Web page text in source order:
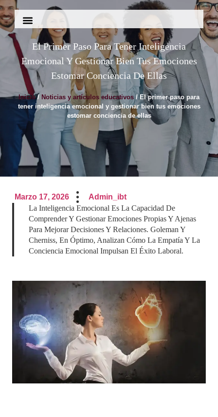
El Primer Paso Para Tener Inteligencia
Emocional Y Gestionar Bien Tus Emociones
Estomar Conciencia De Ellas
Inicio/ Noticias y artículos educativos/ El primer paso para
tener inteligencia emocional y gestionar bien tus emociones
estomar conciencia de ellas
Marzo 17, 2026
Admin_ibt
La Inteligencia Emocional Es La Capacidad De
Comprender Y Gestionar Emociones Propias Y Ajenas
Para Mejorar Decisiones Y Relaciones. Goleman Y
Cherniss, En Óptimo, Analizan Cómo La Empatía Y La
Conciencia Emocional Impulsan El Éxito Laboral.